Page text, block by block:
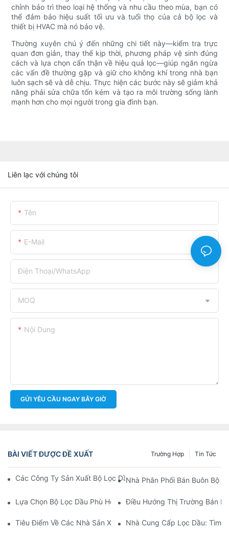
chỉnh bảo trì theo loại hệ thống và nhu cầu theo mùa, bạn có
thể đảm bảo hiệu suất tối ưu và tuổi thọ của cả bộ lọc và
thiết bị HVAC mà nó bảo vệ.
Thường xuyên chú ý đến những chi tiết này—kiểm tra trực
quan đơn giản, thay thế kịp thời, phương pháp vệ sinh đúng
cách và lựa chọn cẩn thận về hiệu quả lọc—giúp ngăn ngừa
các vấn đề thường gặp và giữ cho không khí trong nhà bạn
luôn sạch sẽ và dễ chịu. Thực hiện các bước này sẽ giảm khả
năng phải sửa chữa tốn kém và tạo ra môi trường sống lành
mạnh hơn cho mọi người trong gia đình bạn.
Liên lạc với chúng tôi
Tên
E-Mail
Điện Thoại/WhatsApp
MOQ
Nội Dung
GỬI YÊU CẦU NGAY BÂY GIỜ
BÀI VIẾT ĐƯỢC ĐỀ XUẤT Tin Tức
Trường Hợp
Các Công Ty Sản Xuất Bộ Lọc Dầu Hàng Đầu: Tổng Quan Toàn
Nhà Phân Phối Bán Buôn Bộ
Lựa Chọn Bộ Lọc Dầu Phù Hợp Cho Mẫu Xe Của Bạn: Những
Điều Hướng Thị Trường Bán
Tiêu Điểm Về Các Nhà Sản Xuất Bộ Lọc Dầu Hàng Đầu Và
Nhà Cung Cấp Lọc Dầu: Tìm